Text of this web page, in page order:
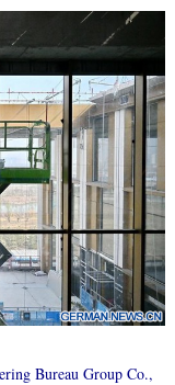
Bureau Group Co.,